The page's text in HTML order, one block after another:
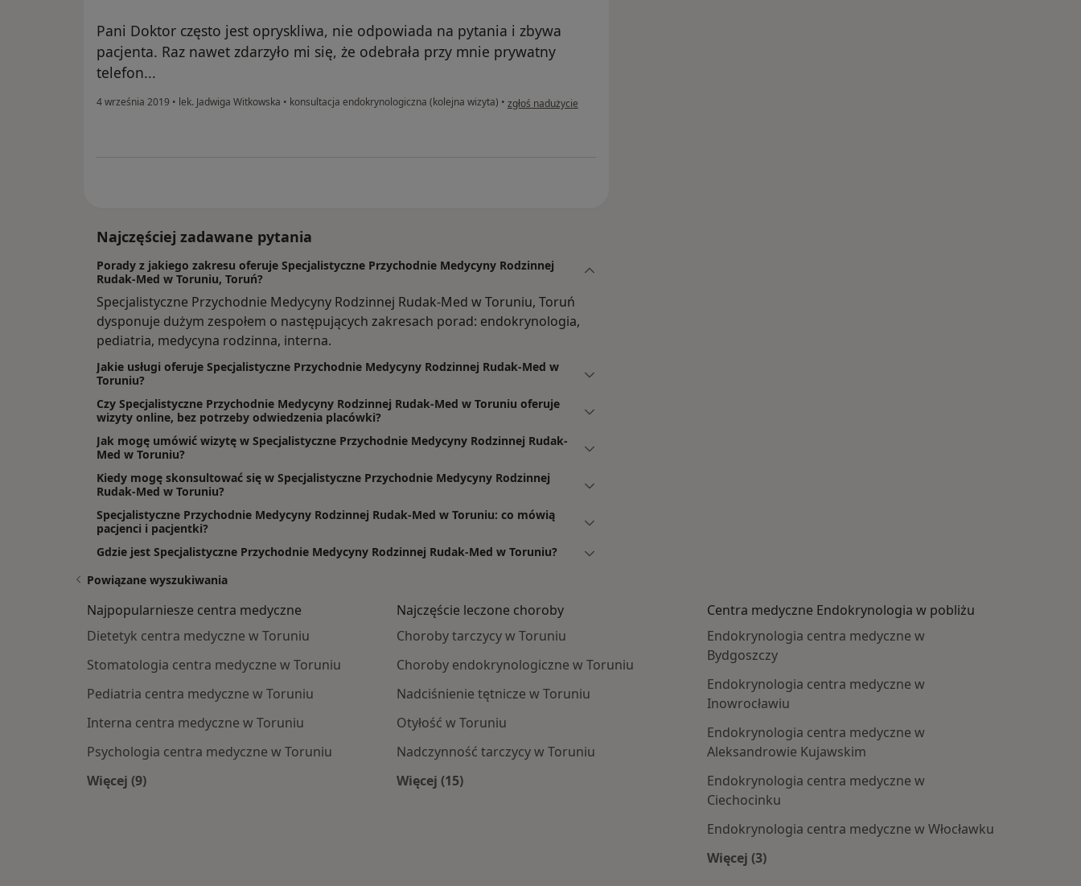
Pani Doktor często jest opryskliwa, nie odpowiada na pytania i zbywa
pacjenta. Raz nawet zdarzyło mi się, że odebrała przy mnie prywatny
telefon...
4 września 2019 • lek. Jadwiga Witkowska • konsultacja endokrynologiczna (kolejna wizyta) • w opinii użytkownika Oktawia
zgłoś nadużycie
Najczęściej zadawane pytania
Porady z jakiego zakresu oferuje Specjalistyczne Przychodnie Medycyny Rodzinnej
Rudak-Med w Toruniu, Toruń?
Specjalistyczne Przychodnie Medycyny Rodzinnej Rudak-Med w Toruniu, Toruń
dysponuje dużym zespołem o następujących zakresach porad: endokrynologia,
pediatria, medycyna rodzinna, interna.
Jakie usługi oferuje Specjalistyczne Przychodnie Medycyny Rodzinnej Rudak-Med w
Toruniu?
Czy Specjalistyczne Przychodnie Medycyny Rodzinnej Rudak-Med w Toruniu oferuje
wizyty online, bez potrzeby odwiedzenia placówki?
Jak mogę umówić wizytę w Specjalistyczne Przychodnie Medycyny Rodzinnej Rudak-
Med w Toruniu?
Kiedy mogę skonsultować się w Specjalistyczne Przychodnie Medycyny Rodzinnej
Rudak-Med w Toruniu?
Specjalistyczne Przychodnie Medycyny Rodzinnej Rudak-Med w Toruniu: co mówią
pacjenci i pacjentki?
Gdzie jest Specjalistyczne Przychodnie Medycyny Rodzinnej Rudak-Med w Toruniu?
Powiązane wyszukiwania
Najpopularniesze centra medyczne
Dietetyk centra medyczne w Toruniu
Stomatologia centra medyczne w Toruniu
Pediatria centra medyczne w Toruniu
Interna centra medyczne w Toruniu
Psychologia centra medyczne w Toruniu
Więcej (9)
Najczęście leczone choroby
Choroby tarczycy w Toruniu
Choroby endokrynologiczne w Toruniu
Nadciśnienie tętnicze w Toruniu
Otyłość w Toruniu
Nadczynność tarczycy w Toruniu
Więcej (15)
Więcej w kategorii: Najczęście leczone choroby
Centra medyczne Endokrynologia w pobliżu
Endokrynologia centra medyczne w
Bydgoszczy
Endokrynologia centra medyczne w
Inowrocławiu
Endokrynologia centra medyczne w
Aleksandrowie Kujawskim
Endokrynologia centra medyczne w
Ciechocinku
Endokrynologia centra medyczne w Włocławku
Więcej (3)